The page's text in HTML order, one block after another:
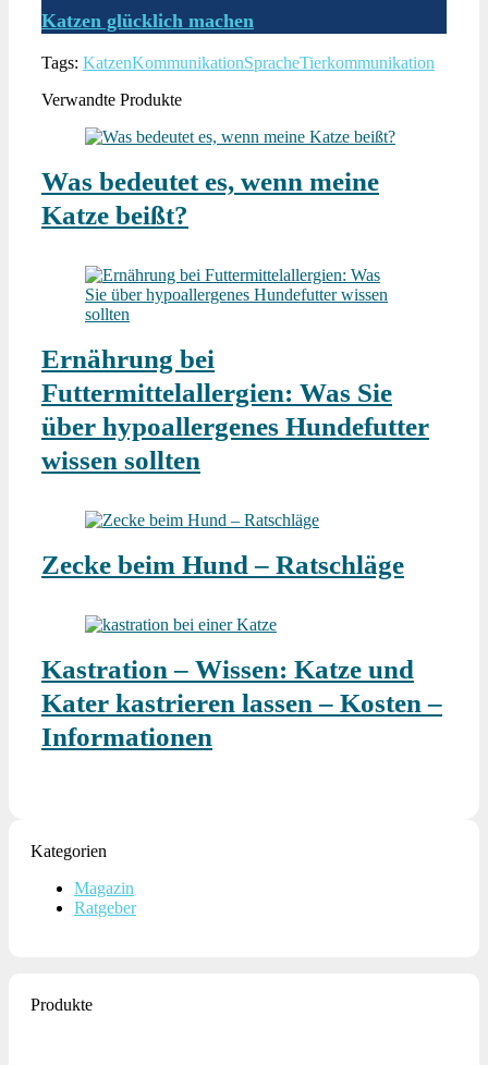
Katzen glücklich machen
Tags: KatzenKommunikationSpracheTierkommunikation
Verwandte Produkte
Was bedeutet es, wenn meine
Katze beißt?
Ernährung bei
Futtermittelallergien: Was Sie
über hypoallergenes Hundefutter
wissen sollten
Zecke beim Hund – Ratschläge
Kastration – Wissen: Katze und
Kater kastrieren lassen – Kosten –
Informationen
Kategorien
Magazin
Ratgeber
Produkte